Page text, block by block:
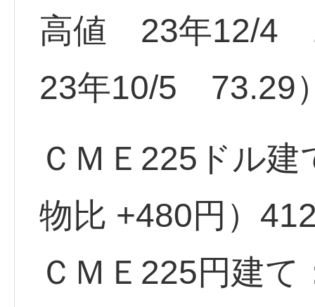
高値 23年12/
23年10/5 73.29
ＣＭＥ225ドル
物比 +480円）
ＣＭＥ225円建